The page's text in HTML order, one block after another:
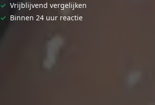
✓ Vrijblijvend vergelijken
✓ Binnen 24 uur reactie